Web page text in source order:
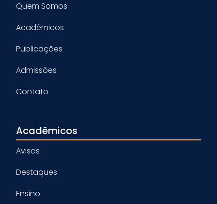
Quem Somos
Acadêmicos
Publicações
Admissões
Contato
Acadêmicos
Avisos
Destaques
Ensino